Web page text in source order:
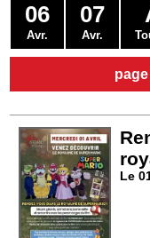
06
Avr.
07
Avr.
page
Le